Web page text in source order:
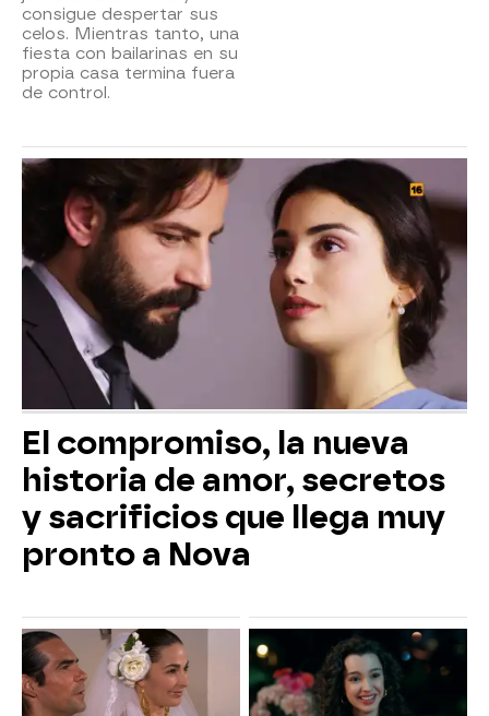
consigue despertar sus
celos. Mientras tanto, una
fiesta con bailarinas en su
propia casa termina fuera
de control.
El compromiso, la nueva
historia de amor, secretos
y sacrificios que llega muy
pronto a Nova